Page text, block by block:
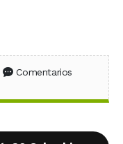
en Facebook
en X (Twitter)
en WhatsApp
Comentarios